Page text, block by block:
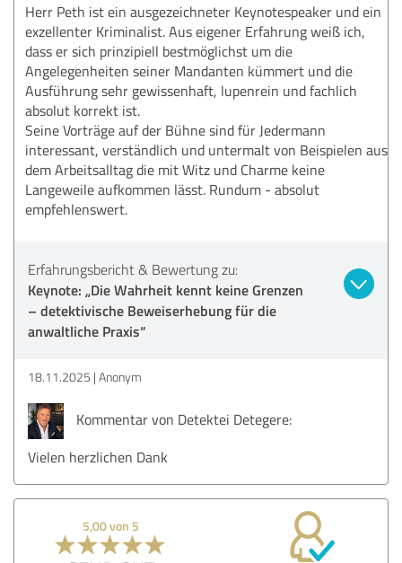
Herr Peth ist ein ausgezeichneter Keynotespeaker und ein
exzellenter Kriminalist. Aus eigener Erfahrung weiß ich,
dass er sich prinzipiell bestmöglichst um die
Angelegenheiten seiner Mandanten kümmert und die
Ausführung sehr gewissenhaft, lupenrein und fachlich
absolut korrekt ist.
Seine Vorträge auf der Bühne sind für Jedermann
interessant, verständlich und untermalt von Beispielen aus
dem Arbeitsalltag die mit Witz und Charme keine
Langeweile aufkommen lässt. Rundum - absolut
empfehlenswert.
Erfahrungsbericht & Bewertung zu:
Keynote: „Die Wahrheit kennt keine Grenzen
– detektivische Beweiserhebung für die
anwaltliche Praxis“
18.11.2025 Anonym
Kommentar von Detektei Detegere:
Vielen herzlichen Dank
5,00 von 5